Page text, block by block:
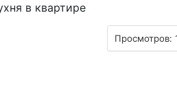
в квартире
Просмотров: